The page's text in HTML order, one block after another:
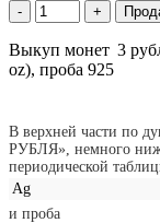
Выкуп монет 3
oz), проба 925
В верхней части по
РУБЛЯ», немного
периодической
Ag
и проба